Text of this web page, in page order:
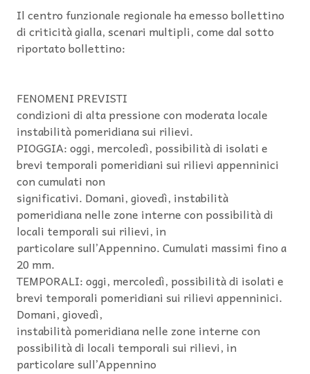
Il centro funzionale regionale ha emesso bollettino
di criticità gialla, scenari multipli, come dal sotto
riportato bollettino:
FENOMENI PREVISTI
condizioni di alta pressione con moderata locale
instabilità pomeridiana sui rilievi.
PIOGGIA: oggi, mercoledì, possibilità di isolati e
brevi temporali pomeridiani sui rilievi appenninici
con cumulati non
significativi. Domani, giovedì, instabilità
pomeridiana nelle zone interne con possibilità di
locali temporali sui rilievi, in
particolare sull’Appennino. Cumulati massimi fino a
20 mm.
TEMPORALI: oggi, mercoledì, possibilità di isolati e
brevi temporali pomeridiani sui rilievi appenninici.
Domani, giovedì,
instabilità pomeridiana nelle zone interne con
possibilità di locali temporali sui rilievi, in
particolare sull’Appennino